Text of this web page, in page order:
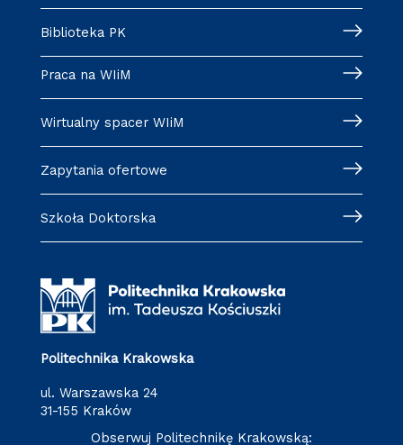
Biblioteka PK
Praca na WIiM
Wirtualny spacer WIiM
Zapytania ofertowe
Szkoła Doktorska
Politechnika Krakowska
ul. Warszawska 24
31-155 Kraków
Obserwuj Politechnikę Krakowską: